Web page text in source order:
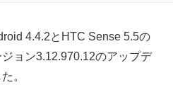
4.4.2とHTC Sense 5.5の
ョン3.12.970.12のアップデ
。